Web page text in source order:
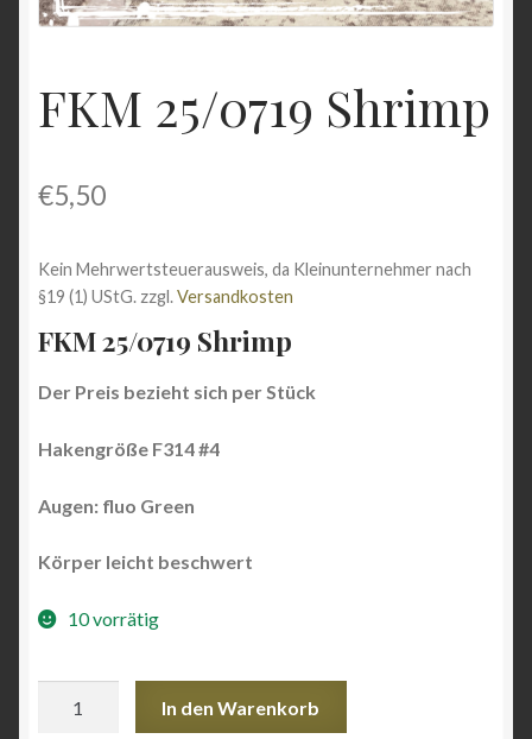
Shop
Warenkorb
Widerrufsbelehrung
Zahlungsarten
FKM 25/0719 Shrimp
€5,50
Kein Mehrwertsteuerausweis, da Kleinunternehmer nach
§19 (1) UStG. zzgl.Versandkosten
FKM 25/0719 Shrimp
Der Preis bezieht sich per Stück
Hakengröße F314 #4
Augen: fluo Green
Körper leicht beschwert
10 vorrätig
In den Warenkorb